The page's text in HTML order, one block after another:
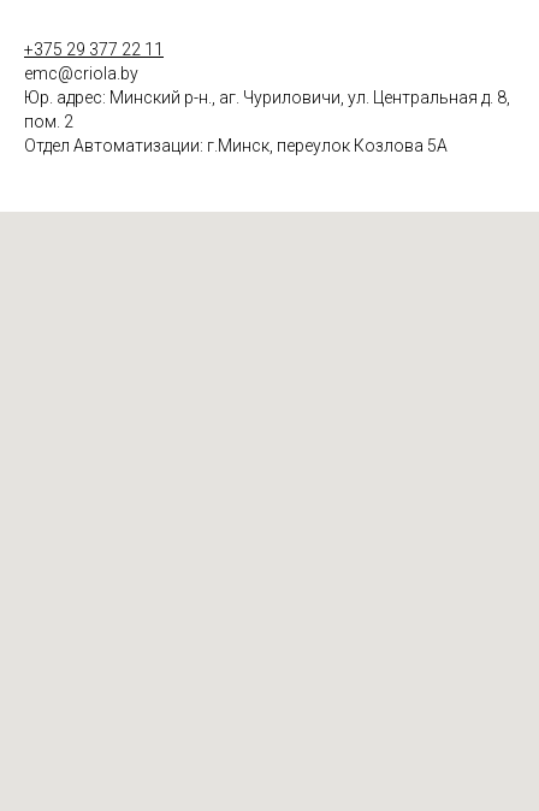
+375 29 377 22 11
emc@criola.by
Юр. адрес: Минский р-н., аг. Чуриловичи, ул. Центральная д. 8,
пом. 2
Отдел Автоматизации: г.Минск, переулок Козлова 5А